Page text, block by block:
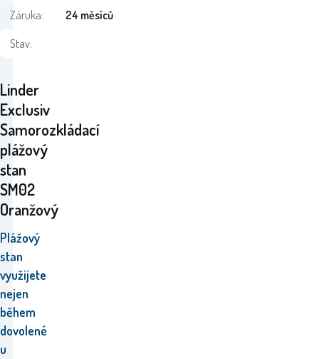
Linder
Exclusiv
Samorozkládací
plážový
stan
SM02
Oranžový
Plážový
stan
využijete
nejen
během
dovolené
u
Záruka:
24 měsíců
Stav: